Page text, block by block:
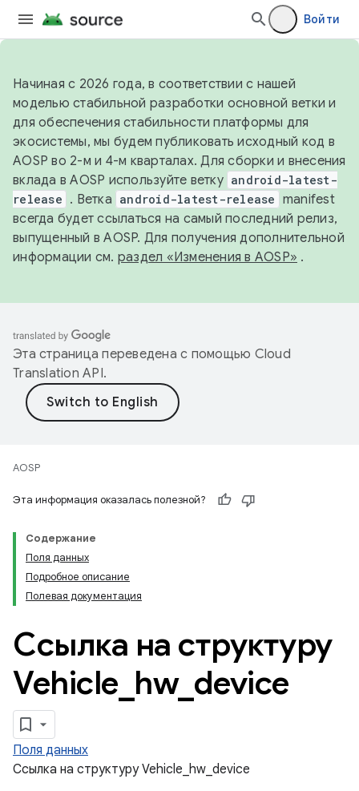
Войти
Начиная с 2026 года, в соответствии с нашей
моделью стабильной разработки основной ветки и
для обеспечения стабильности платформы для
экосистемы, мы будем публиковать исходный код в
AOSP во 2-м и 4-м кварталах. Для сборки и внесения
вклада в AOSP используйте ветку android-latest-
release . Ветка android-latest-release manifest
всегда будет ссылаться на самый последний релиз,
выпущенный в AOSP. Для получения дополнительной
информации см. раздел «Изменения в AOSP» .
Эта страница переведена с помощью Cloud
Translation API.
AOSP
Эта информация оказалась полезной?
Содержание
Поля данных
Подробное описание
Полевая документация
Ссылка на структуру
Vehicle hw_ device
Поля данных
Ссылка на структуру Vehicle_hw_device